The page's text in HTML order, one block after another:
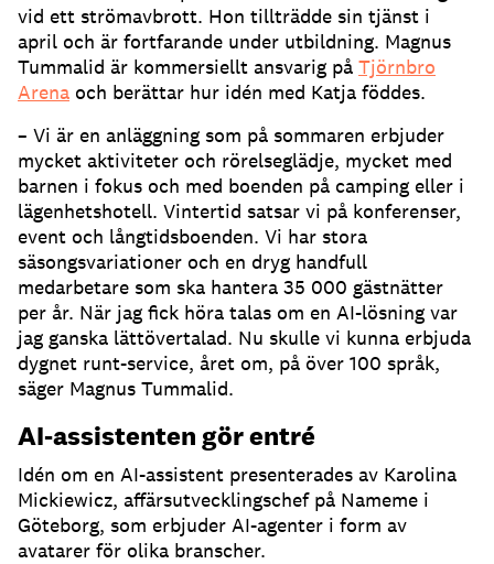
vid ett strömavbrott. Hon tillträdde sin tjänst i
april och är fortfarande under utbildning. Magnus
Tummalid är kommersiellt ansvarig på Tjörnbro
Arena och berättar hur idén med Katja föddes.
– Vi är en anläggning som på sommaren erbjuder
mycket aktiviteter och rörelseglädje, mycket med
barnen i fokus och med boenden på camping eller i
lägenhetshotell. Vintertid satsar vi på konferenser,
event och långtidsboenden. Vi har stora
säsongsvariationer och en dryg handfull
medarbetare som ska hantera 35 000 gästnätter
per år. När jag fick höra talas om en AI-lösning var
jag ganska lättövertalad. Nu skulle vi kunna erbjuda
dygnet runt-service, året om, på över 100 språk,
säger Magnus Tummalid.
AI-assistenten gör entré
Idén om en AI-assistent presenterades av Karolina
Mickiewicz, affärsutvecklingschef på Nameme i
Göteborg, som erbjuder AI-agenter i form av
avatarer för olika branscher.